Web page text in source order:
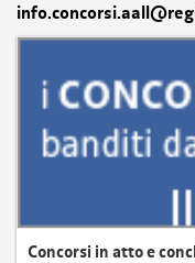
Concorsi in atto e